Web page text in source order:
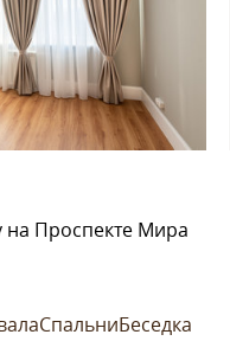
Проспекте Мира
СпальниБеседка